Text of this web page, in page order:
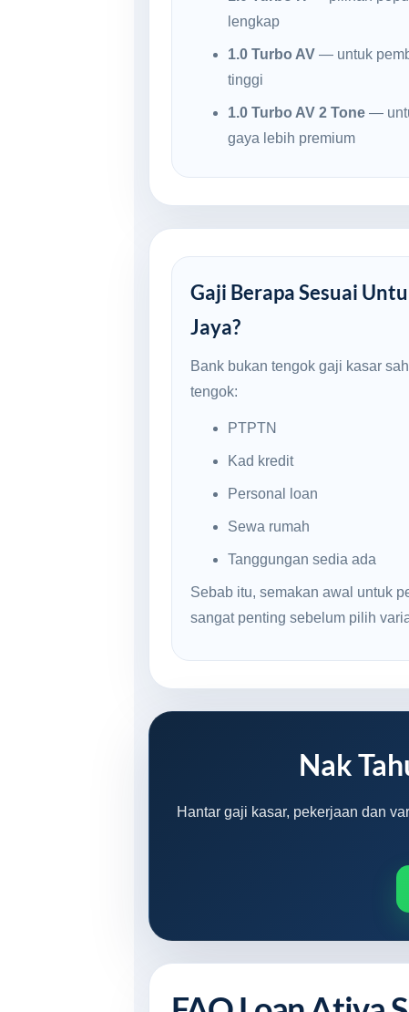
lengkap
1.0 Turbo AV— untuk
tinggi
1.0 Turbo AV 2 Tone—
gaya lebih premium
Gaji Berapa Sesuai
Jaya?
Bank bukan tengok gaji kasar
tengok:
PTPTN
Kad kredit
Personal loan
Sewa rumah
Tanggungan sedia ada
Sebab itu, semakan awal untuk
sangat penting sebelum pilih
Nak
Hantar gaji kasar, pekerjaan dan